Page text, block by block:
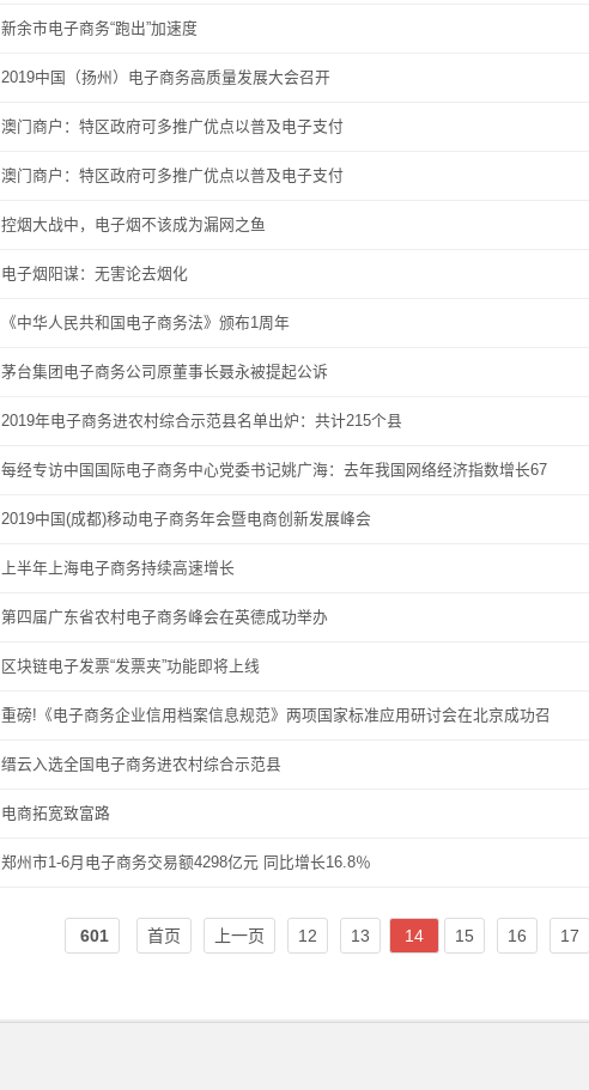
新余市电子商务“跑出”加速度
2019中国（扬州）电子商务高质量发展大会召开
澳门商户：特区政府可多推广优点以普及电子支付
澳门商户：特区政府可多推广优点以普及电子支付
控烟大战中，电子烟不该成为漏网之鱼
电子烟阳谋：无害论去烟化
《中华人民共和国电子商务法》颁布1周年
茅台集团电子商务公司原董事长聂永被提起公诉
2019年电子商务进农村综合示范县名单出炉：共计215个县
每经专访中国国际电子商务中心党委书记姚广海：去年我国网络经济指数增长67
2019中国(成都)移动电子商务年会暨电商创新发展峰会
上半年上海电子商务持续高速增长
第四届广东省农村电子商务峰会在英德成功举办
区块链电子发票“发票夹”功能即将上线
重磅!《电子商务企业信用档案信息规范》两项国家标准应用研讨会在北京成功召
缙云入选全国电子商务进农村综合示范县
电商拓宽致富路
郑州市1-6月电子商务交易额4298亿元 同比增长16.8％
601 首页 上一页 12 13 14 15 16 17